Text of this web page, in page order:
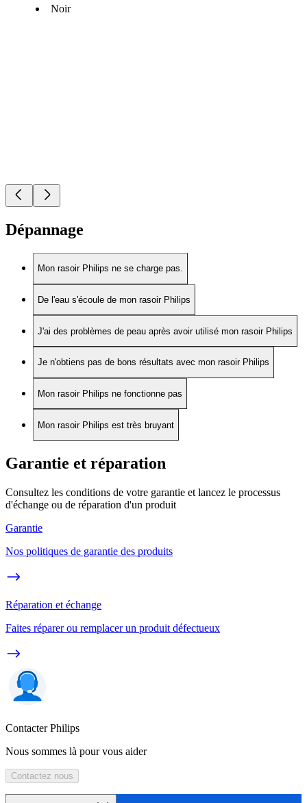
Noir
Dépannage
Mon rasoir Philips ne se charge pas.
De l'eau s'écoule de mon rasoir Philips
J'ai des problèmes de peau après avoir utilisé mon rasoir Philips
Je n'obtiens pas de bons résultats avec mon rasoir Philips
Mon rasoir Philips ne fonctionne pas
Mon rasoir Philips est très bruyant
Garantie et réparation
Consultez les conditions de votre garantie et lancez le processus
d'échange ou de réparation d'un produit
Garantie
Nos politiques de garantie des produits
Réparation et échange
Faites réparer ou remplacer un produit défectueux
Contacter Philips
Nous sommes là pour vous aider
Contactez nous